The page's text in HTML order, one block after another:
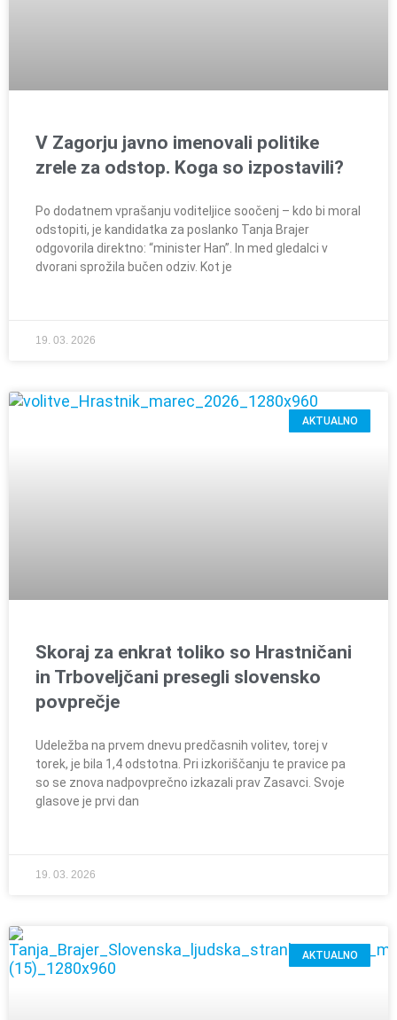
V Zagorju javno imenovali politike
zrele za odstop. Koga so izpostavili?
Po dodatnem vprašanju voditeljice soočenj – kdo bi moral
odstopiti, je kandidatka za poslanko Tanja Brajer
odgovorila direktno: “minister Han”. In med gledalci v
dvorani sprožila bučen odziv. Kot je
19. 03. 2026
AKTUALNO
Skoraj za enkrat toliko so Hrastničani
in Trboveljčani presegli slovensko
povprečje
Udeležba na prvem dnevu predčasnih volitev, torej v
torek, je bila 1,4 odstotna. Pri izkoriščanju te pravice pa
so se znova nadpovprečno izkazali prav Zasavci. Svoje
glasove je prvi dan
19. 03. 2026
AKTUALNO